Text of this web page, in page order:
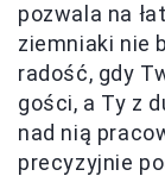
pozwala na
ziemniaki nie
radość, gdy
gości, a Ty z
nad nią
precyzyjnie